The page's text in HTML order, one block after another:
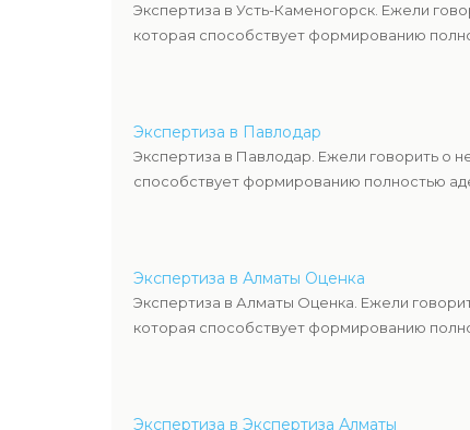
Экспертиза в Усть-Каменогорск. Ежели
которая способствует формированию
Экспертиза в Павлодар
Экспертиза в Павлодар. Ежели говорить о
способствует формированию полностью
Экспертиза в Алматы Оценка
Экспертиза в Алматы Оценка. Ежели
которая способствует формированию
Экспертиза в Экспертиза Алматы